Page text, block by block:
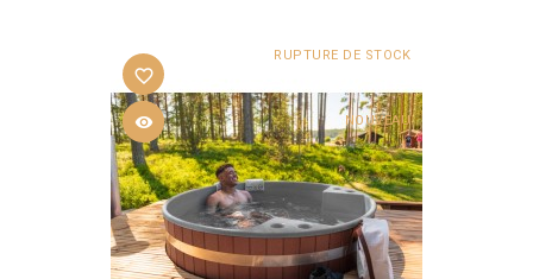
NOUVEAU
RUPTURE DE STOCK

favorite_border